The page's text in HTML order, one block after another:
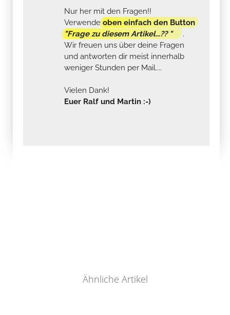
Nur her mit den Fragen!!
Verwendeoben einfach den Button
"Frage zu diesem Artikel...?? "
.
Wir freuen uns über deine Fragen
und antworten dir meist innerhalb
weniger Stunden per Mail....
Vielen Dank!
Euer Ralf und Martin :-)
Ähnliche Artikel